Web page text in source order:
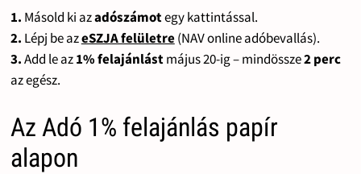
1. Másold ki azadószámotegy kattintással.
2. Lépj be azeSZJA felületre(NAV online adóbevallás).
3.Add le az1% felajánlástmájus 20-ig – mindössze2 perc
az egész.
Az Adó 1% felajánlás papír
alapon